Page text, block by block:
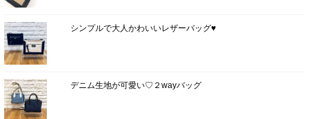
シンプルで大人かわいいレザーバッグ♥
デニム生地が可愛い♡２wayバッグ